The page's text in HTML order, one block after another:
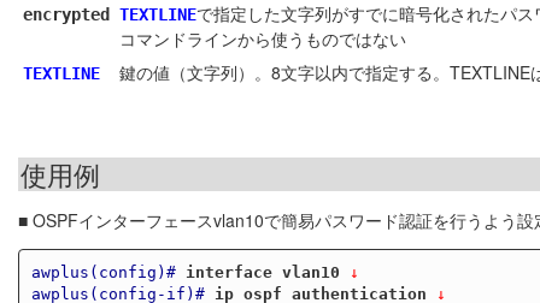
encrypted TEXTLINEで指定した文字列がすでに暗号化されたパ
コマンドラインから使うものではない
TEXTLINE 鍵の値（文字列）。8文字以内で指定する。
使用例
■ OSPFインターフェースvlan10で簡易パスワード認証を行うよう
awplus(config)# interface vlan10 ↓
awplus(config-if)#
ip ospf authentication ↓